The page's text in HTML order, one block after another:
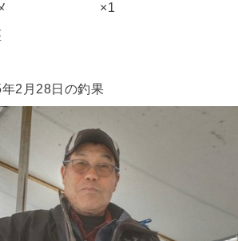
ラメ ×1
2月28日の釣果